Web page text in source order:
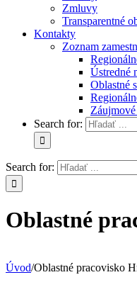
Zmluvy
Transparentné
Kontakty
Zoznam
Ústredné
Oblastné
Search for:
Search for:
Oblastné
Úvod/Oblastné pracovisko